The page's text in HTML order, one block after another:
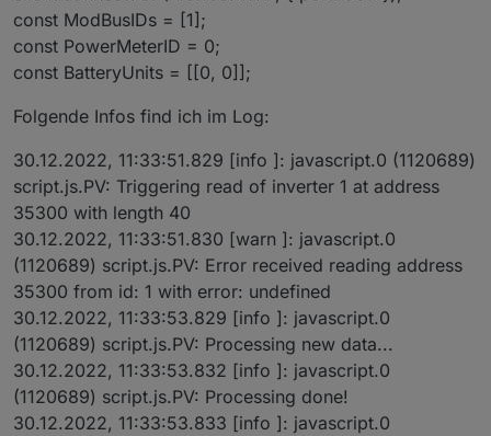
const ModBusIDs = [1];
const PowerMeterID = 0;
const BatteryUnits = [[0, 0]];
Folgende Infos find ich im Log:
30.12.2022, 11:33:51.829 [info ]: javascript.0 (1120689)
script.js.PV: Triggering read of inverter 1 at address
35300 with length 40
30.12.2022, 11:33:51.830 [warn ]: javascript.0
(1120689) script.js.PV: Error received reading address
35300 from id: 1 with error: undefined
30.12.2022, 11:33:53.829 [info ]: javascript.0
(1120689) script.js.PV: Processing new data...
30.12.2022, 11:33:53.832 [info ]: javascript.0
(1120689) script.js.PV: Processing done!
30.12.2022, 11:33:53.833 [info ]: javascript.0